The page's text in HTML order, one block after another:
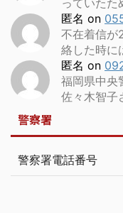
っていた
匿名 on
不在着信が
絡した時に
匿名 on
福岡県中央
佐々木智子
警察署
警察署電話番号